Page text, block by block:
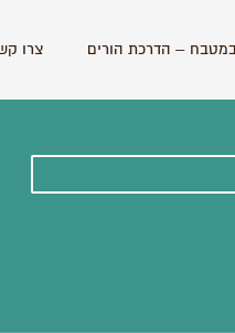
– הדרכת הורים צרו